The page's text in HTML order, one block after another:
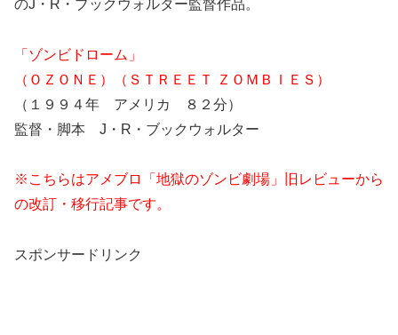
のJ・R・ブックウォルター監督作品。
「ゾンビドローム」
（ＯＺＯＮＥ）（ＳＴＲＥＥＴ ＺＯＭＢＩＥＳ）
（１９９４年 アメリカ ８２分）
監督・脚本 J・R・ブックウォルター
※こちらはアメブロ「地獄のゾンビ劇場」旧レビューから
の改訂・移行記事です。
スポンサードリンク